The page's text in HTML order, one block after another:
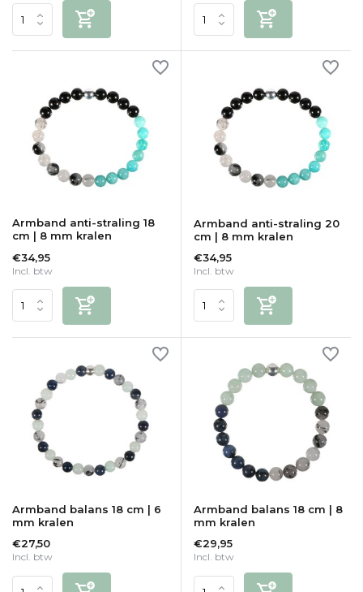
Armband anti-straling 18
cm | 8 mm kralen
€34,95
Incl. btw
Armband anti-straling 20
cm | 8 mm kralen
€34,95
Incl. btw
Armband balans 18 cm | 6
mm kralen
€27,50
Incl. btw
Armband balans 18 cm | 8
mm kralen
€29,95
Incl. btw